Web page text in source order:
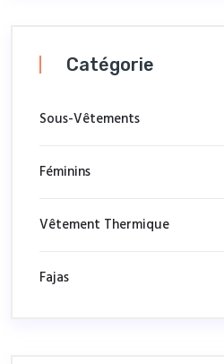
Catégorie
Sous-Vêtements
Féminins
Vêtement Thermique
Fajas